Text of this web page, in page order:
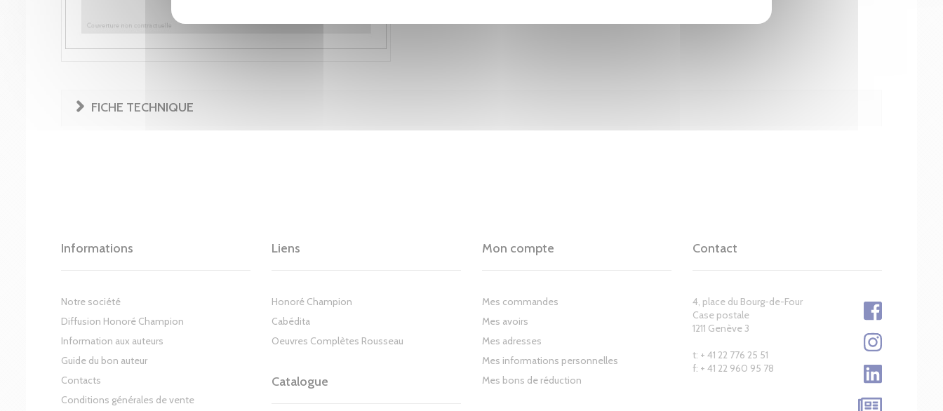
FICHE TECHNIQUE
Informations
Notre société
Diffusion Honoré Champion
Information aux auteurs
Guide du bon auteur
Contacts
Conditions générales de vente
Liens
Honoré Champion
Cabédita
Oeuvres Complètes Rousseau
Catalogue
Mon compte
Mes commandes
Mes avoirs
Mes adresses
Mes informations personnelles
Mes bons de réduction
Contact
4, place du Bourg-de-Four
Case postale
1211 Genève 3
t: + 41 22 776 25 51
f: + 41 22 960 95 78